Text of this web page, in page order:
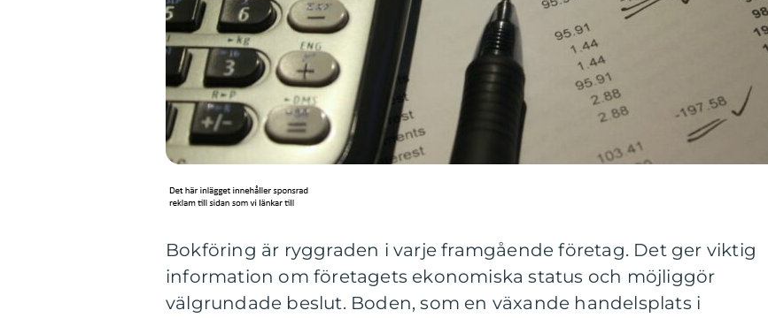
Bokföring är ryggraden i varje framgående företag. Det ger viktig
information om företagets ekonomiska status och möjliggör
välgrundade beslut. Boden, som en växande handelsplats i